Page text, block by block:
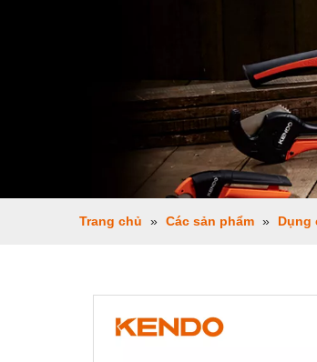
Trang chủ » Các sản phẩm » Dụng